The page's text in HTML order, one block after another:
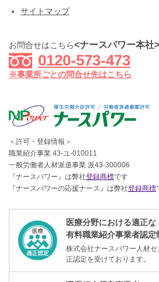
サイトマップ
お問合せはこちら<ナースパワー本社>
0120-573-473
※事業所ごとの問合せ先はこちら
＜許可・登録情報＞
職業紹介事業 43-ユ-010011
一般労働者人材派遣事業 派43-300006
『ナースパワー』は弊社登録商標です
『ナースパワーの応援ナース』は弊社登録商標
医療分野における適正な
有料職業紹介事業者認定
株式会社ナースパワー人材
正認定を受けております。